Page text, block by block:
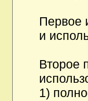
Первое
и
Второе
1)